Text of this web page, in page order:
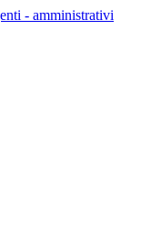
- amministrativi